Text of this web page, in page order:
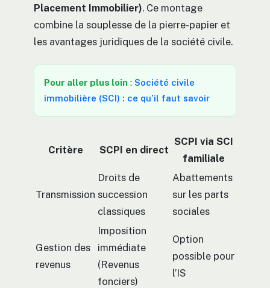
Placement Immobilier). Ce montage
combine la souplesse de la pierre-papier et
les avantages juridiques de la société civile.
Pour aller plus loin : Société civile
immobilière (SCI) : ce qu’il faut savoir
Critère SCPI en direct
SCPI via SCI
familiale
Transmission
Droits de
succession
classiques
Abattements
sur les parts
sociales
Gestion des
revenus
Imposition
immédiate
(Revenus
fonciers)
Option
possible pour
l’IS